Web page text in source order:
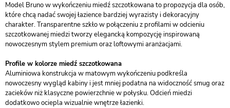
Model Bruno w wykończeniu miedź szczotkowana to propozycja dla osób,
które chcą nadać swojej łazience bardziej wyrazisty i dekoracyjny
charakter. Transparentne szkło w połączeniu z profilami w odcieniu
szczotkowanej miedzi tworzy elegancką kompozycję inspirowaną
nowoczesnym stylem premium oraz loftowymi aranżacjami.
Profile w kolorze miedź szczotkowana
Aluminiowa konstrukcja w matowym wykończeniu podkreśla
nowoczesny wygląd kabiny i jest mniej podatna na widoczność smug oraz
zacieków niż klasyczne powierzchnie w połysku. Odcień miedzi
dodatkowo ociepla wizualnie wnętrze łazienki.